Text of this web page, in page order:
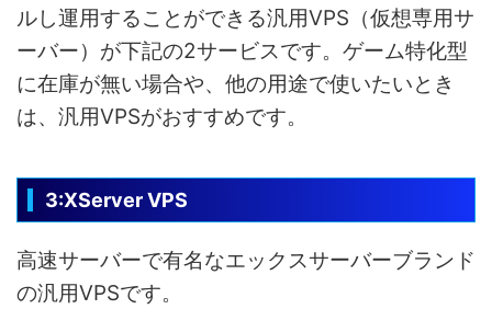
ルし運用することができる汎用VPS（仮想専用サ
ーバー）が下記の2サービスです。ゲーム特化型
に在庫が無い場合や、他の用途で使いたいとき
は、汎用VPSがおすすめです。
3:XServer VPS
高速サーバーで有名なエックスサーバーブランド
の汎用VPSです。